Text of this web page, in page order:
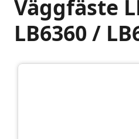
Väggfäste
LB6360 /